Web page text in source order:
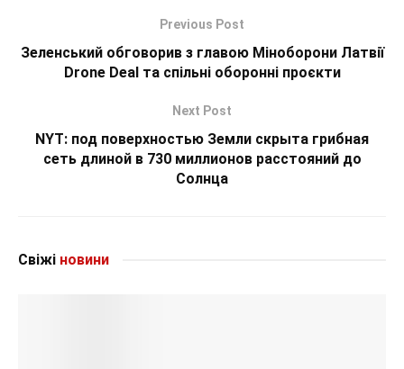
Previous Post
Зеленський обговорив з главою Міноборони Латвії
Drone Deal та спільні оборонні проєкти
Next Post
NYT: под поверхностью Земли скрыта грибная
сеть длиной в 730 миллионов расстояний до
Солнца
Свіжі новини